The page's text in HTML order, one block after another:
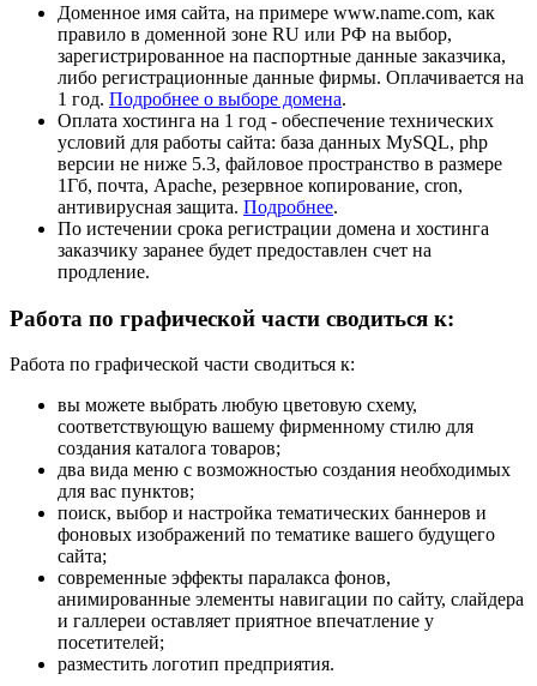
Доменное имя сайта, на примере www.name.com, как
правило в доменной зоне RU или РФ на выбор,
зарегистрированное на паспортные данные заказчика,
либо регистрационные данные фирмы. Оплачивается на
1 год. Подробнее о выборе домена.
Оплата хостинга на 1 год - обеспечение технических
условий для работы сайта: база данных MySQL, php
версии не ниже 5.3, файловое пространство в размере
1Гб, почта, Apache, резервное копирование, cron,
антивирусная защита. Подробнее.
По истечении срока регистрации домена и хостинга
заказчику заранее будет предоставлен счет на
продление.
Работа по графической части сводиться к:
Работа по графической части сводиться к:
вы можете выбрать любую цветовую схему,
соответствующую вашему фирменному стилю для
создания каталога товаров;
два вида меню с возможностью создания необходимых
для вас пунктов;
поиск, выбор и настройка тематических баннеров и
фоновых изображений по тематике вашего будущего
сайта;
современные эффекты паралакса фонов,
анимированные элементы навигации по сайту, слайдера
и галлереи оставляет приятное впечатление у
посетителей;
разместить логотип предприятия.